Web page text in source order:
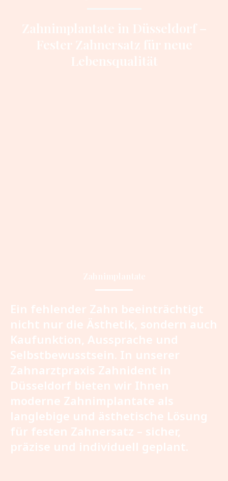
Ein fehlender Zahn beeinträchtigt
nicht nur die Ästhetik, sondern auch
Kaufunktion, Aussprache und
Selbstbewusstsein. In unserer
Zahnarztpraxis Zahnident in
Düsseldorf bieten wir Ihnen
moderne Zahnimplantate als
langlebige und ästhetische Lösung
für festen Zahnersatz – sicher,
präzise und individuell geplant.